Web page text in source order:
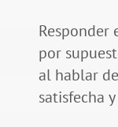
Responder
por
al hablar
satisfecha